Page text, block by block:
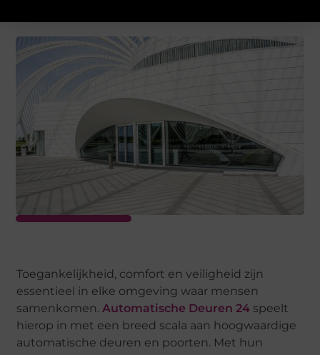
Toegankelijkheid, comfort en veiligheid zijn
essentieel in elke omgeving waar mensen
samenkomen.Automatische Deuren 24 speelt
hierop in met een breed scala aan hoogwaardige
automatische deuren en poorten. Met hun